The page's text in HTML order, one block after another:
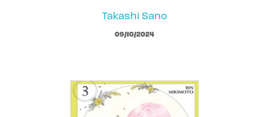
Takashi Sano
09/10/2024